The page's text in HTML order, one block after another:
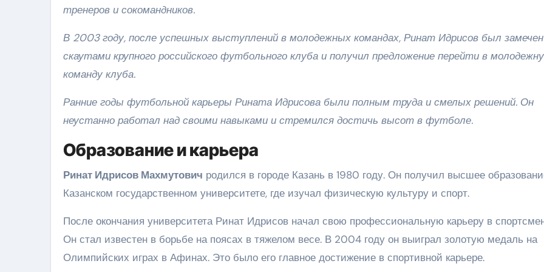
тренеров и сокомандников.
В 2003 году, после успешных выступлений в молодежных командах, Ринат Идрисов был замечен
скаутами крупного российского футбольного клуба и получил предложение перейти в
команду клуба.
Ранние годы футбольной карьеры Рината Идрисова были полным труда и смелых решений. Он
неустанно работал над своими навыками и стремился достичь высот в футболе.
Образование и карьера
Ринат Идрисов Махмутович родился в городе Казань в 1980 году. Он получил высшее
Казанском государственном университете, где изучал физическую культуру и спорт.
После окончания университета Ринат Идрисов начал свою профессиональную карьеру в
Он стал известен в борьбе на поясах в тяжелом весе. В 2004 году он выиграл золотую медаль на
Олимпийских играх в Афинах. Это было его главное достижение в спортивной карьере.